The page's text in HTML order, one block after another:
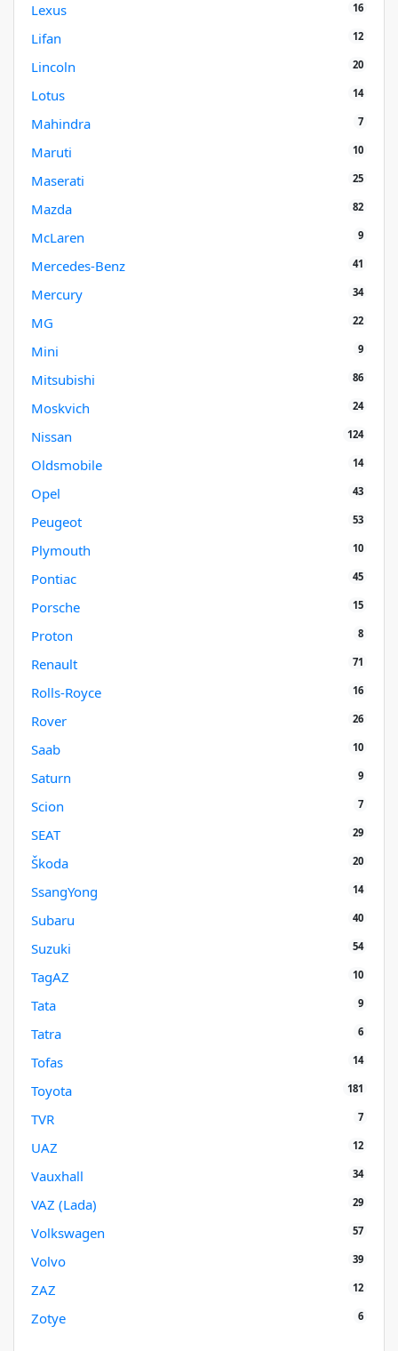
Lexus 16
Lifan 12
Lincoln 20
Lotus 14
Mahindra 7
Maruti 10
Maserati 25
Mazda 82
McLaren 9
Mercedes-Benz 41
Mercury 34
MG 22
Mini 9
Mitsubishi 86
Moskvich 24
Nissan 124
Oldsmobile 14
Opel 43
Peugeot 53
Plymouth 10
Pontiac 45
Porsche 15
Proton 8
Renault 71
Rolls-Royce 16
Rover 26
Saab 10
Saturn 9
Scion 7
SEAT 29
Škoda 20
SsangYong 14
Subaru 40
Suzuki 54
TagAZ 10
Tata 9
Tatra 6
Tofas 14
Toyota 181
TVR 7
UAZ 12
Vauxhall 34
VAZ (Lada) 29
Volkswagen 57
Volvo 39
ZAZ 12
Zotye 6